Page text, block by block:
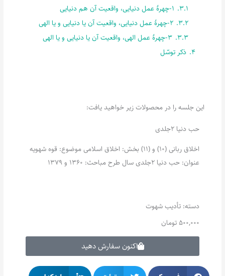
3.1. 1-چهرۀ عمل دنیایی، واقعیت آن هم دنیایی
3.2. 2-چهرۀ عمل دنیایی، واقعیت آن یا دنیایی و یا الهی
3.3. 3-چهرۀ عمل الهی، واقعیت آن یا دنیایی و یا الهی
4. ذکر توسّل
این جلسه را در محصولات زیر خواهید یافت:
حب دنیا 2جلدی
اخلاق ربانی (10) و (11) بخش: اخلاق اسلامی موضوع: قوه شهویه
عنوان: حب دنیا 2جلدی سال طرح مباحث: 1360 و 1379
دسته:تأدیب شهوت
500,000 تومان
اکنون سفارش دهید